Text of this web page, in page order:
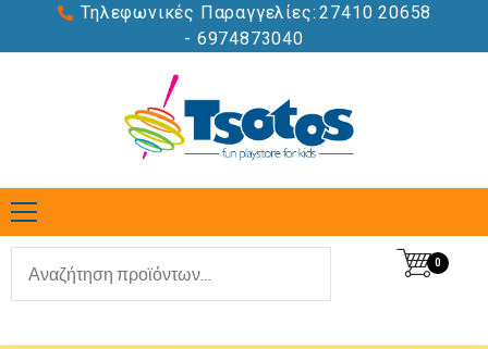
Τηλεφωνικές Παραγγελίες: 27410 20658
- 6974873040
0